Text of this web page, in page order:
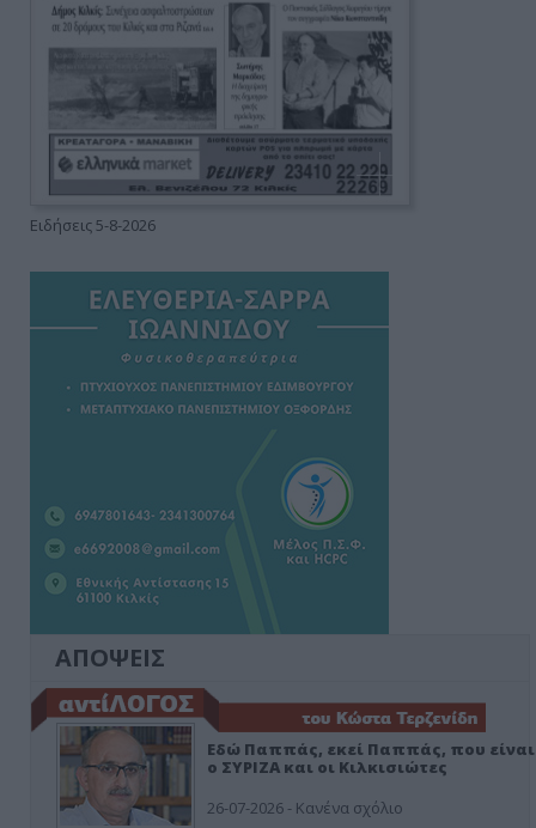
Ειδήσεις 5-8-2026
ΑΠΟΨΕΙΣ
Εδώ Παππάς, εκεί Παππάς, που είναι
ο ΣΥΡΙΖΑ και οι Κιλκισιώτες
26-07-2026 - Κανένα σχόλιο